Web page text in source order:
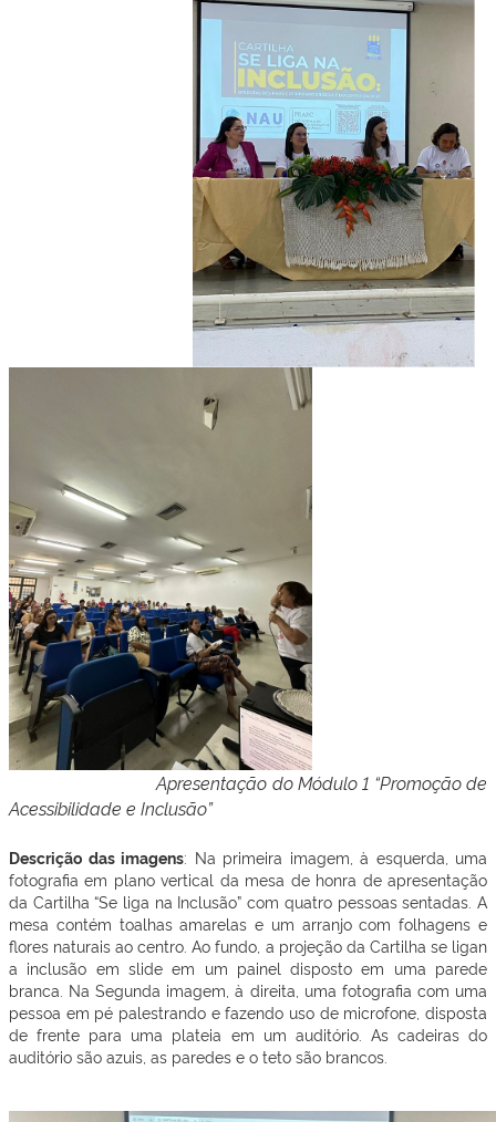
Apresentação do Módulo 1 “Promoção de
Acessibilidade e Inclusão”
Descrição das imagens: Na primeira imagem, à esquerda, uma
fotografia em plano vertical da mesa de honra de apresentação
da Cartilha “Se liga na Inclusão” com quatro pessoas sentadas. A
mesa contém toalhas amarelas e um arranjo com folhagens e
flores naturais ao centro. Ao fundo, a projeção da Cartilha se ligan
a inclusão em slide em um painel disposto em uma parede
branca. Na Segunda imagem, à direita, uma fotografia com uma
pessoa em pé palestrando e fazendo uso de microfone, disposta
de frente para uma plateia em um auditório. As cadeiras do
auditório são azuis, as paredes e o teto são brancos.